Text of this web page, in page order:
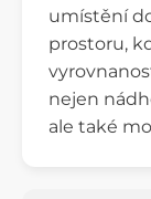
umístění
prostoru,
nejen
ale také